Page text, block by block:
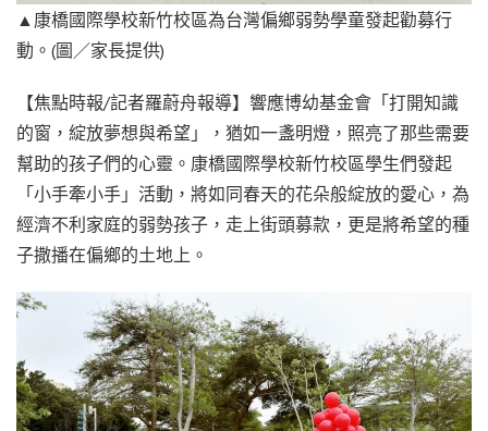
▲康橋國際學校新竹校區為台灣偏鄉弱勢學童發起勸募行
動。(圖／家長提供)
【焦點時報/記者羅蔚舟報導】響應博幼基金會「打開知識
的窗，綻放夢想與希望」，猶如一盞明燈，照亮了那些需要
幫助的孩子們的心靈。康橋國際學校新竹校區學生們發起
「小手牽小手」活動，將如同春天的花朵般綻放的愛心，為
經濟不利家庭的弱勢孩子，走上街頭募款，更是將希望的種
子撒播在偏鄉的土地上。